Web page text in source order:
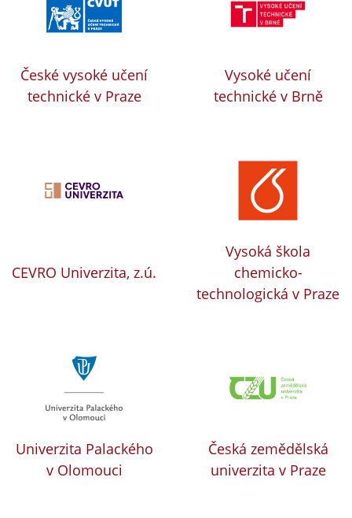
České vysoké učení
technické v Praze
Vysoké učení
technické v Brně
CEVRO Univerzita, z.ú.
Vysoká škola
chemicko-
technologická v Praze
Univerzita Palackého
v Olomouci
Česká zemědělská
univerzita v Praze